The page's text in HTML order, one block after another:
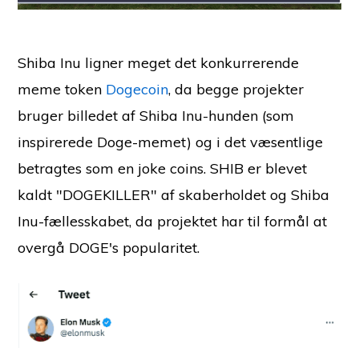
Shiba Inu ligner meget det konkurrerende
meme token Dogecoin, da begge projekter
bruger billedet af Shiba Inu-hunden (som
inspirerede Doge-memet) og i det væsentlige
betragtes som en joke coins. SHIB er blevet
kaldt "DOGEKILLER" af skaberholdet og Shiba
Inu-fællesskabet, da projektet har til formål at
overgå DOGE's popularitet.